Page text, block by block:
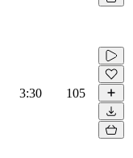
3:30 105